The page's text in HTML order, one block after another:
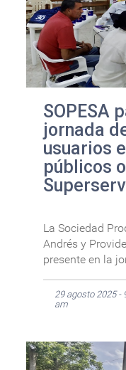
SOPESA
jornada
usuarios
públicos
La Sociedad
Andrés y
presente en la
29 agosto 2025 -
am